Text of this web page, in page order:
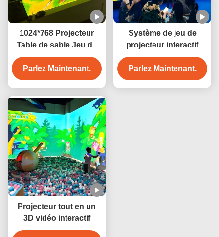
1024*768 Projecteur
Table de sable Jeu de
projection interactif
3400 lumens
Parlez Maintenant.
Système de jeu de
projecteur interactif
personnalisé de 3400lm
Peinture magique pour
enfants
Parlez Maintenant.
Projecteur tout en un
3D vidéo interactif